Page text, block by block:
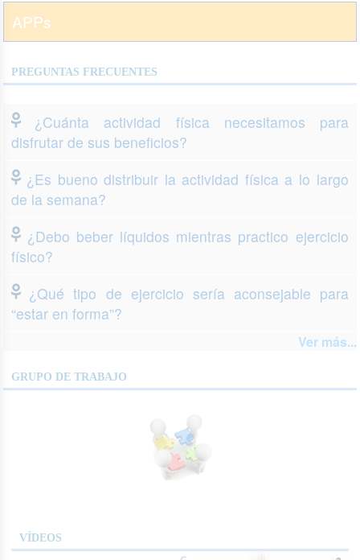
APPs
PREGUNTAS FRECUENTES
¿Cuánta actividad física necesitamos para
disfrutar de sus beneficios?
¿Es bueno distribuir la actividad física a lo largo
de la semana?
¿Debo beber líquidos mientras practico ejercicio
físico?
¿Qué tipo de ejercicio sería aconsejable para
“estar en forma”?
Ver más...
GRUPO DE TRABAJO
VÍDEOS